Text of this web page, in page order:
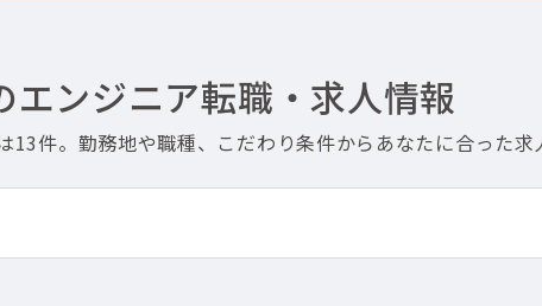
ンジニア転職・求人情報
件。勤務地や職種、こだわり条件からあなたに合った求